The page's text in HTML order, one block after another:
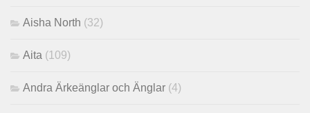
Aisha North (32)
Aita (109)
Andra Ärkeänglar och Änglar (4)